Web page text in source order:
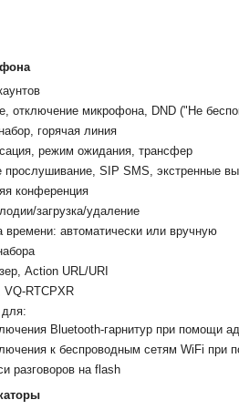
отключение микрофона, DND ("Не
горячая линия
режим ожидания, трансфер
прослушивание, SIP SMS, экстренные
конференция
загрузка/удаление
времени: автоматически или вручную
Action URL/URI
VQ-RTCPXR
для:
Bluetooth-гарнитур при помощи
к беспроводным сетям WiFi при
разговоров на flash